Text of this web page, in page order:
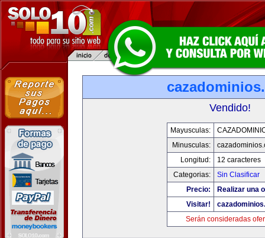
Vendido!
Mayusculas:
Minusculas:
Longitud:
12 caracteres
Categorias:
Sin Clasificar
Precio:
Realizar una
Visitar!
Serán consideradas